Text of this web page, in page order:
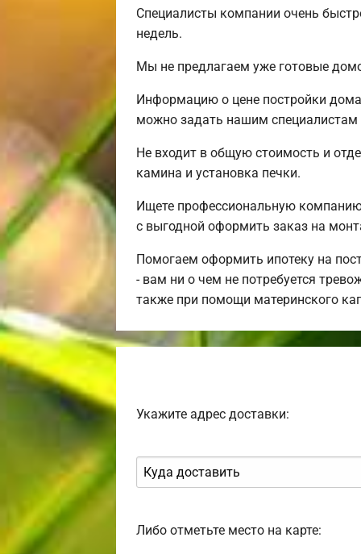
Специалисты компании очень
недель.
Мы не предлагаем уже готовые
Информацию о цене постройки
можно задать нашим специалистам
Не входит в общую стоимость и
камина и установка печки.
Ищете профессиональную
с выгодной оформить заказ на
Помогаем оформить ипотеку на
- вам ни о чем не потребуется
также при помощи материнского
Укажите адрес доставки:
Либо отметьте место на карте: